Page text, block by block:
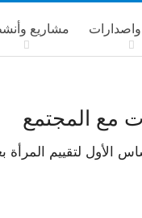
واصدارات مشاريع
مع المجتمع
الأول لتقييم